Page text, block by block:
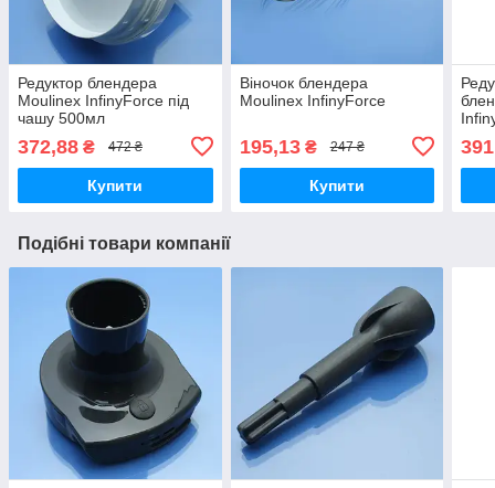
Редуктор блендера
Moulinex InfinyForce під
чашу 500мл
372,88 ₴ 472 ₴
Купити
Віночок блендера
Moulinex InfinyForce
195,13₴ 247 ₴
Купити
Подібні товари компанії